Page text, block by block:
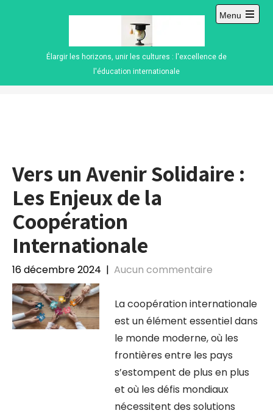
Élargir les horizons, unir les cultures : l'excellence de
l'éducation internationale
Menu
Open
Vers un Avenir Solidaire :
Les Enjeux de la
Coopération
Internationale
16 décembre 2024 | Aucun commentaire
La coopération internationale
est un élément essentiel dans
le monde moderne, où les
frontières entre les pays
s’estompent de plus en plus
et où les défis mondiaux
nécessitent des solutions